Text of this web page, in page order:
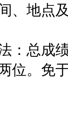
地点及
总成绩
位。免